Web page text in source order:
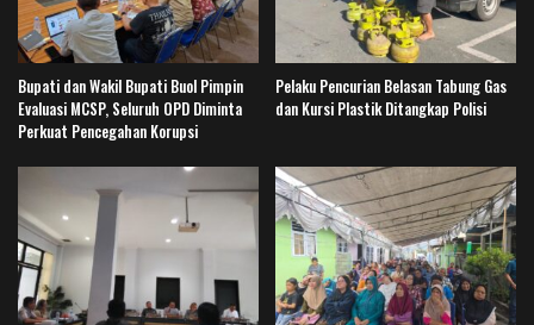
Bupati dan Wakil Bupati Buol Pimpin
Evaluasi MCSP, Seluruh OPD Diminta
Perkuat Pencegahan Korupsi
Pelaku Pencurian Belasan Tabung Gas
dan Kursi Plastik Ditangkap Polisi